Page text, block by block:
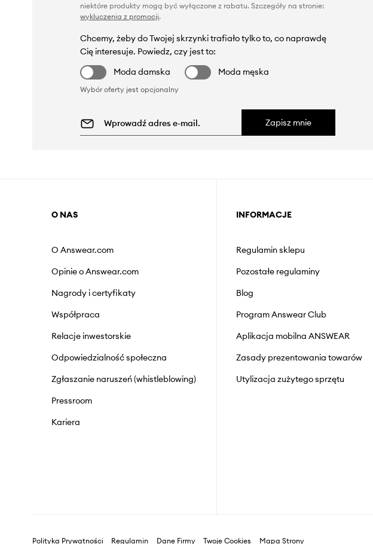
niektóre produkty mogą być wyłączone z rabatu. Szczegóły na stronie:
wykluczenia z promocji.
Chcemy, żeby do Twojej skrzynki trafiało tylko to, co naprawdę
Cię interesuje. Powiedz, czy jest to:
Moda damska
Moda męska
Wybór oferty jest opcjonalny
Zapisz mnie
O NAS
O Answear.com
Opinie o Answear.com
Nagrody i certyfikaty
Współpraca
Relacje inwestorskie
Odpowiedzialność społeczna
Zgłaszanie naruszeń (whistleblowing)
Pressroom
Kariera
INFORMACJE
Regulamin sklepu
Pozostałe regulaminy
Blog
Program Answear Club
Aplikacja mobilna ANSWEAR
Zasady prezentowania towarów
Utylizacja zużytego sprzętu
Polityka Prywatności Regulamin Dane Firmy Twoje Cookies Mapa Strony